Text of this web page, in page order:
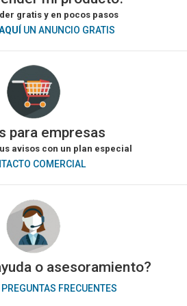
gratis y en pocos pasos
UN ANUNCIO GRATIS
para empresas
avisos con un plan especial
COMERCIAL
o asesoramiento?
FRECUENTES